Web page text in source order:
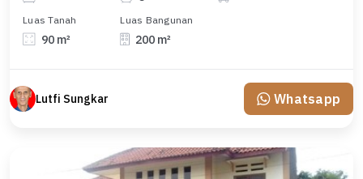
Luas Tanah
90 m²
Luas Bangunan
200 m²
Lutfi Sungkar Whatsapp